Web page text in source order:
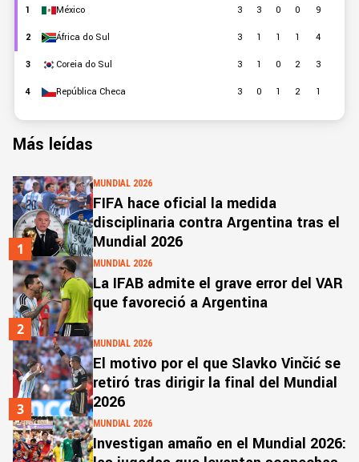
Más leídas
1
MUNDIAL 2026
FIFA hace oficial la medida
disciplinaria contra Argentina tras el
Mundial 2026
2
MUNDIAL 2026
La IFAB admite el grave error del VAR
que favoreció a Argentina
3
MUNDIAL 2026
El motivo por el que Slavko Vinčić se
retiró tras dirigir la final del Mundial
2026
MUNDIAL 2026
Investigan amaño en el Mundial 2026: